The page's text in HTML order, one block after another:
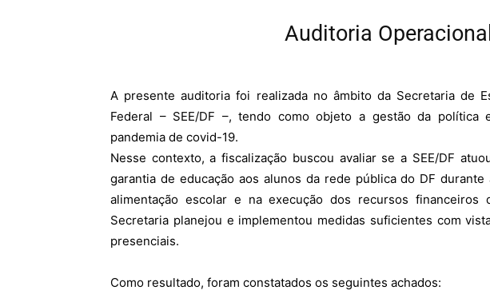
Auditoria Operacional
A presente auditoria foi realizada no âmbito da Secretaria de
Federal – SEE/DF –, tendo como objeto a gestão da política
pandemia de covid-19.
Nesse contexto, a fiscalização buscou avaliar se a SEE/DF
garantia de educação aos alunos da rede pública do DF
alimentação escolar e na execução dos recursos financeiros
Secretaria planejou e implementou medidas suficientes com
presenciais.
Como resultado, foram constatados os seguintes achados: